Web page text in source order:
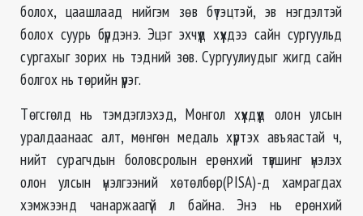
болох, цаашлаад нийгэм зөв бүтэцтэй, эв нэгдэлтэй
болох суурь бүрдэнэ. Эцэг эхчүүд хүүхдээ сайн сургуульд
сургахыг зорих нь тэдний зөв. Сургуулиудыг жигд сайн
болгох нь төрийн үүрэг.
Төгсгөлд нь тэмдэглэхэд, Монгол хүүхдүүд олон улсын
уралдаанаас алт, мөнгөн медаль хүртэх авъяастай ч,
нийт сурагчдын боловсролын ерөнхий түвшинг үнэлэх
олон улсын үнэлгээний хөтөлбөр(PISA)-д хамрагдах
хэмжээнд чанаржаагүй л байна. Энэ нь ерөнхий